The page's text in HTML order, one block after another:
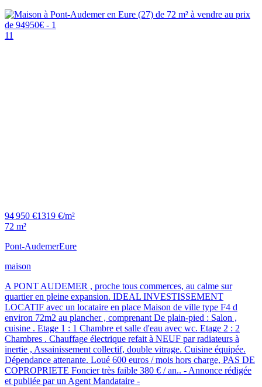
11
94 950 €1319 €/m²
72 m²
Pont-AudemerEure
maison
A PONT AUDEMER , proche tous commerces, au calme sur
quartier en pleine expansion. IDEAL INVESTISSEMENT
LOCATIF avec un locataire en place Maison de ville type F4 d
environ 72m2 au plancher , comprenant De plain-pied : Salon ,
cuisine . Etage 1 : 1 Chambre et salle d'eau avec wc. Etage 2 : 2
Chambres . Chauffage électrique refait à NEUF par radiateurs à
inertie , Assainissement collectif, double vitrage. Cuisine équipée.
Dépendance attenante. Loué 600 euros / mois hors charge, PAS DE
COPROPRIETE Foncier très faible 380 € / an.. - Annonce rédigée
et publiée par un Agent Mandataire -